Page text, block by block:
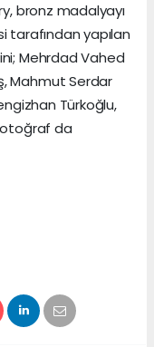
bronz madalyayı
tarafından yapılan
Mehrdad Vahed
Mahmut Serdar
Türkoğlu,
da